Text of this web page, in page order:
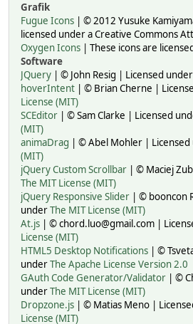
Grafik
Fugue Icons | © 2012 Yusuke
licensed under a Creative Commons
Oxygen Icons | These icons are
Software
JQuery | © John Resig | Licensed under
hoverIntent | © Brian Cherne |
License (MIT)
SCEditor | © Sam Clarke | Licensed
(MIT)
animaDrag | © Abel Mohler |
(MIT)
jQuery Custom Scrollbar | © Maciej
The MIT License (MIT)
jQuery Responsive Slider | © booncon
underThe MIT License (MIT)
At.js | © chord.luo@gmail.com |
License (MIT)
HTML5 Desktop Notifications | ©
underThe Apache License Version 2.0
GAuth Code Generator/Validator | ©
underThe MIT License (MIT)
Dropzone.js | © Matias Meno |
License (MIT)